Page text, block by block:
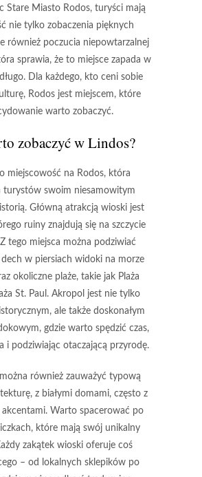
Stare Miasto Rodos, turyści mają
nie tylko zobaczenia pięknych
również poczucia niepowtarzalnej
sprawia, że to miejsce zapada w
Dla każdego, kto ceni sobie
Rodos jest miejscem, które
warto zobaczyć.
zobaczyć w Lindos?
miejscowość na Rodos, która
turystów swoim niesamowitym
Główną atrakcją wioski jest
ruiny znajdują się na szczycie
tego miejsca można podziwiać
dech w piersiach widoki na morze
okoliczne plaże, takie jak Plaża
St. Paul . Akropol jest nie tylko
ale także doskonałym
gdzie warto spędzić czas,
i podziwiając otaczającą przyrodę.
również zauważyć typową
z białymi domami, często z
akcentami. Warto spacerować po
które mają swój unikalny
zakątek wioski oferuje coś
– od lokalnych sklepików po